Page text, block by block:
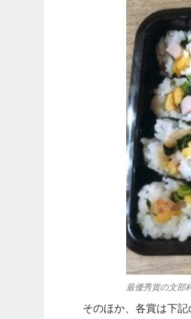
最優秀賞の文部
そのほか、各賞は下記